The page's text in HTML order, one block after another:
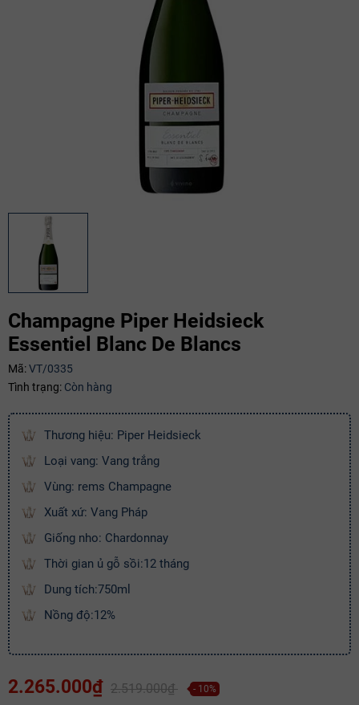
Champagne Piper Heidsieck
Essentiel Blanc De Blancs
Mã:VT/0335
Tình trạng: Còn hàng
Thương hiệu: Piper Heidsieck
Loại vang: Vang trắng
Vùng: rems Champagne
Xuất xứ: Vang Pháp
Giống nho: Chardonnay
Thời gian ủ gỗ sồi:12 tháng
Dung tích:750ml
Nồng độ:12%
2.265.000₫ 2.519.000₫ - 10%
Mã giảm giá:
Ngày hết hạn:
Điều kiện:
Copy mã và nhập mã ở trangTHANH TOÁN